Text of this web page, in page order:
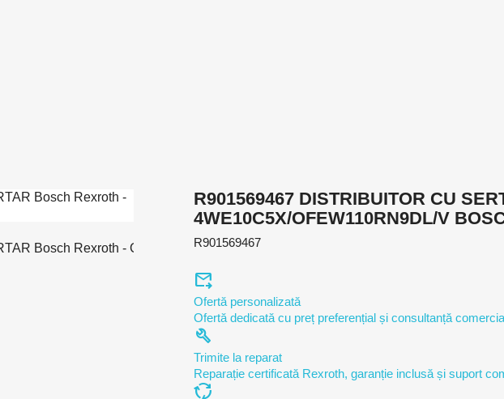
R901569467 DISTRIBUITOR CU
4WE10C5X/OFEW110RN9DL/V
R901569467
forward_to_inbox
Ofertă personalizată
Ofertă dedicată cu preț preferențial și consultanță
build
Trimite la reparat
Reparație certificată Rexroth, garanție inclusă și suport
cycle